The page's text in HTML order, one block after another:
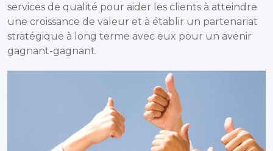
services de qualité pour aider les clients à atteindre
une croissance de valeur et à établir un partenariat
stratégique à long terme avec eux pour un avenir
gagnant-gagnant.